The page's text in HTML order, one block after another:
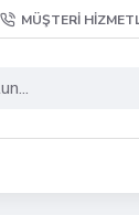
MÜŞTERI